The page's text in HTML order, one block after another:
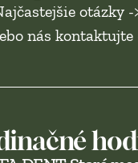
otázky -
nás kontaktujte